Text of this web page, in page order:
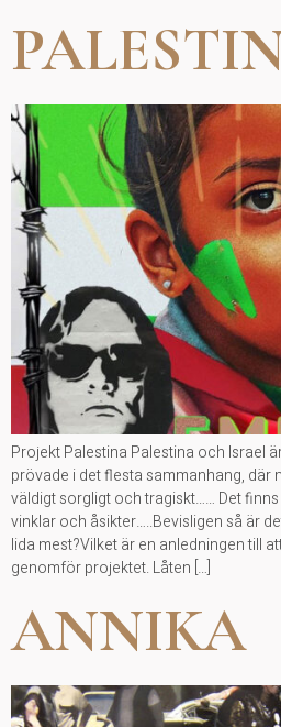
Projekt Palestina Palestina och Israel
prövade i det flesta sammanhang, där
väldigt sorgligt och tragiskt…… Det
vinklar och åsikter…..Bevisligen så är
lida mest?Vilket är en anledningen till
genomför projektet. Låten […]
ANNIKA